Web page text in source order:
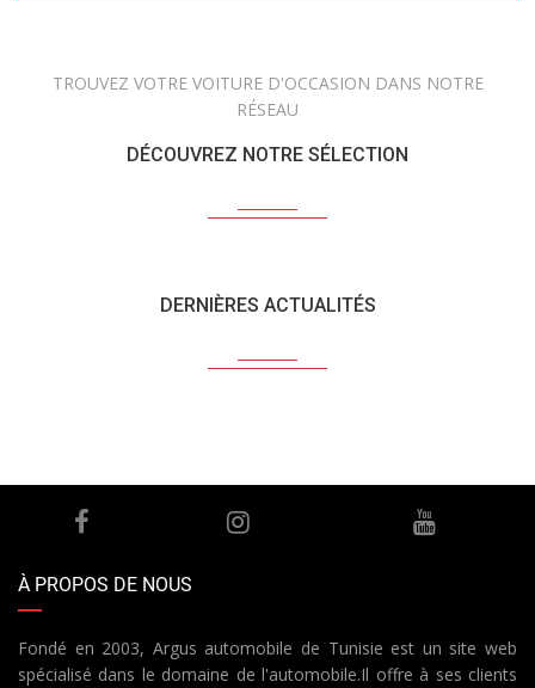
TROUVEZ VOTRE VOITURE D'OCCASION DANS NOTRE
RÉSEAU
DÉCOUVREZ NOTRE SÉLECTION
DERNIÈRES ACTUALITÉS
À PROPOS DE NOUS
Fondé en 2003, Argus automobile de Tunisie est un site web
spécialisé dans le domaine de l'automobile.Il offre à ses clients